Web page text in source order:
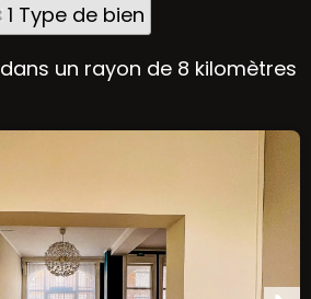
1 Type de bien
un rayon de 8 kilomètres